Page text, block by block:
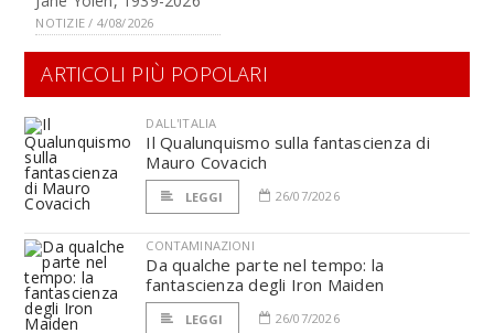
NOTIZIE / 4/08/2026
ARTICOLI PIÙ POPOLARI
DALL'ITALIA
Il Qualunquismo sulla fantascienza di
Mauro Covacich
LEGGI 26/07/2026
CONTAMINAZIONI
Da qualche parte nel tempo: la
fantascienza degli Iron Maiden
LEGGI 26/07/2026